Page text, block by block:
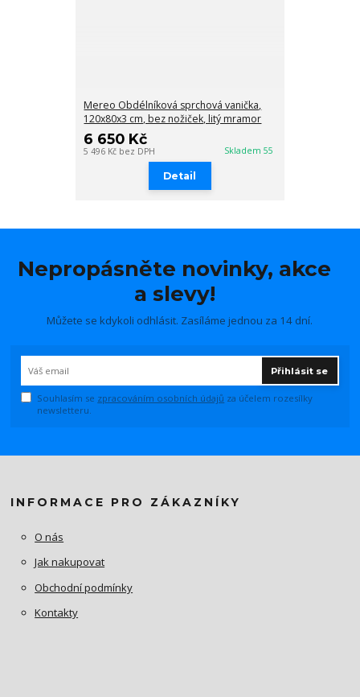
Mereo Obdélníková sprchová vanička,
120x80x3 cm, bez nožiček, litý mramor
6 650 Kč
5 496 Kč bez DPH Skladem 55
Detail
Nepropásněte novinky, akce
a slevy!
Můžete se kdykoli odhlásit. Zasíláme jednou za 14 dní.
Přihlásit se
Souhlasím se zpracováním osobních údajů za účelem rozesílky
newsletteru.
INFORMACE PRO ZÁKAZNÍKY
O nás
Jak nakupovat
Obchodní podmínky
Kontakty